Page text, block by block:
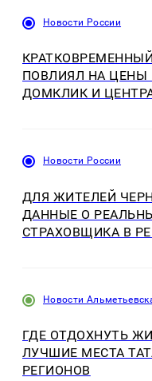
Новости России
ПОВЛИЯЛ НА ЦЕНЫ
ДОМКЛИК И
Новости России
ДЛЯ ЖИТЕЛЕЙ
ДАННЫЕ О
СТРАХОВЩИКА В
Новости
ГДЕ ОТДОХНУТЬ
ЛУЧШИЕ МЕСТА
РЕГИОНОВ